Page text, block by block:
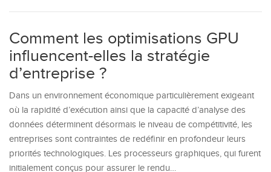
Comment les optimisations GPU
influencent-elles la stratégie
d’entreprise ?
Dans un environnement économique particulièrement exigeant
où la rapidité d’exécution ainsi que la capacité d’analyse des
données déterminent désormais le niveau de compétitivité, les
entreprises sont contraintes de redéfinir en profondeur leurs
priorités technologiques. Les processeurs graphiques, qui furent
initialement conçus pour assurer le rendu…